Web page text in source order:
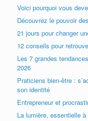
Voici pourquoi vous
Découvrez le pouvoir
21 jours pour changer
12 conseils pour
Les 7 grandes
2026
Praticiens bien-être :
son identité
Entrepreneur et
La lumière, essentielle